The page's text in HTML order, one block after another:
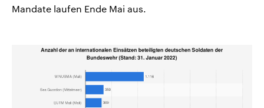
Mandate laufen Ende Mai aus.